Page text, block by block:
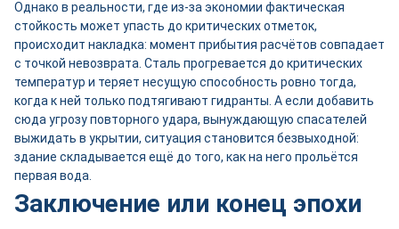
Однако в реальности, где из-за экономии фактическая
стойкость может упасть до критических отметок,
происходит накладка: момент прибытия расчётов совпадает
с точкой невозврата. Сталь прогревается до критических
температур и теряет несущую способность ровно тогда,
когда к ней только подтягивают гидранты. А если добавить
сюда угрозу повторного удара, вынуждающую спасателей
выжидать в укрытии, ситуация становится безвыходной:
здание складывается ещё до того, как на него прольётся
первая вода.
Заключение или конец эпохи